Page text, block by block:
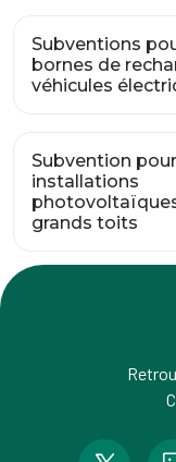
Subventions
bornes de
véhicules
Subvention
installations
grands toits